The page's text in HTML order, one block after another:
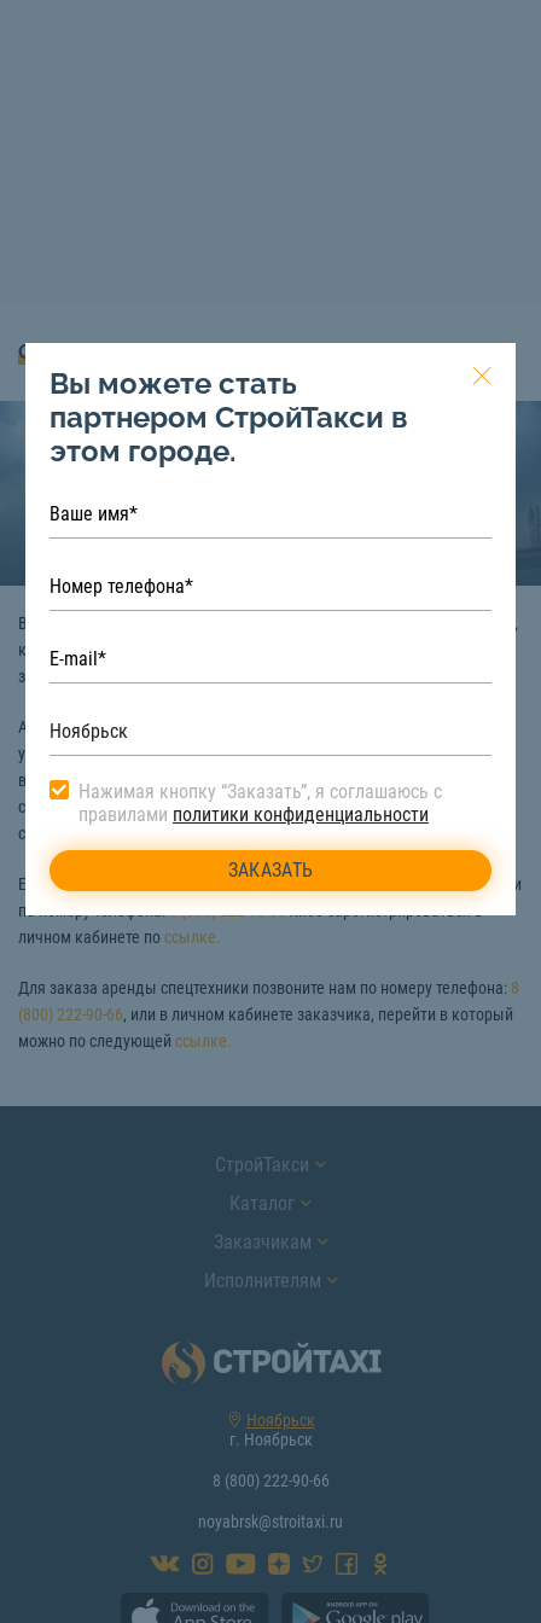
О нашей технике
Воспользуйтесь услугами любой строительной, дорожной, подъемной,
коммунальной и другой техники, взяв ее в аренду на сайте службы
заказа спецтехники «СтройТакси».
Аренда спецтехники стала доступней, а ее заказ значительно
упростился. Теперь можно выбрать специальную технику на карте
вашего города и заказать ее всего в несколько кликов! Сэкономьте
собственное время, и выполняйте качественно работы в сфере
строительства с помощью спецтехники.
Если вы хотите добавить свою технику, то вы можете связаться с нами
по номеру телефона:
личном кабинете поссылке.
Для заказа аренды спецтехники позвоните нам по номеру телефона: 8
(800) 222-90-66, или в личном кабинете заказчика, перейти в который
можно по следующей ссылке.
СтройТакси
Каталог
Заказчикам
Исполнителям
Ноябрьск
г. Ноябрьск
8 (800) 222-90-66
noyabrsk@stroitaxi.ru
Вы можете стать
партнером СтройТакси в
этом городе.
Нажимая кнопку “Заказать”, я соглашаюсь с
правилами политики конфиденциальности